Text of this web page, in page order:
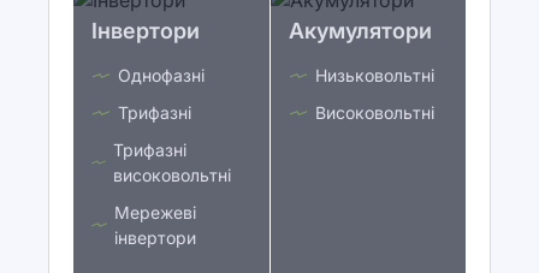
Інвертори
Однофазні
Трифазні
Трифазні
високовольтні
Мережеві
інвертори
Акумулятори
Низьковольтні
Високовольтні